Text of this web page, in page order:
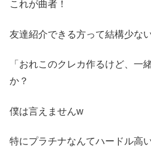
これが曲者！
友達紹介できる方って結構少な
「おれこのクレカ作るけど、一
か？
僕は言えませんw
特にプラチナなんてハードル高